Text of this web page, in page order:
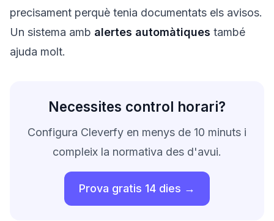
precisament perquè tenia documentats els avisos.
Un sistema amb alertes automàtiques també
ajuda molt.
Necessites control horari?
Configura Cleverfy en menys de 10 minuts i
compleix la normativa des d'avui.
Prova gratis 14 dies →